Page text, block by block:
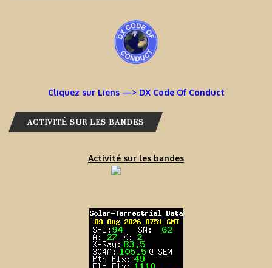
Cliquez sur Liens —> DX Code Of Conduct
ACTIVITÉ SUR LES BANDES
Activité sur les bandes